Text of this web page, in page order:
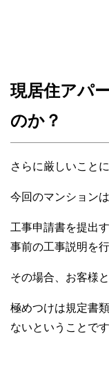
現居住アパ
のか？
さらに厳しいことに
今回のマンション
工事申請書を提出
事前の工事説明を
その場合、お客様
極めつけは規定書
ないということです